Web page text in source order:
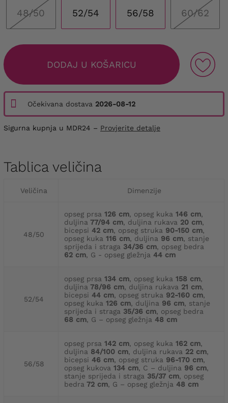
48/50 52/54 56/58 60/62
DODAJ U KOŠARICU
Očekivana dostava 2026-08-12
Sigurna kupnja u MDR24 – Provjerite detalje
Tablica veličina
Veličina Dimenzije
48/50
opseg prsa 126 cm, opseg kuka 146 cm,
duljina 77/94 cm, duljina rukava 20 cm,
bicepsi 42 cm, opseg struka 90-150 cm,
opseg kuka 116 cm, duljina 96 cm, stanje
sprijeda i straga 34/36 cm, opseg bedra
62 cm, G - opseg gležnja 44 cm
52/54
opseg prsa 134 cm, opseg kuka 158 cm,
duljina 78/96 cm, duljina rukava 21 cm,
bicepsi 44 cm, opseg struka 92-160 cm,
opseg kuka 126 cm, duljina 96 cm, stanje
sprijeda i straga 35/36 cm, opseg bedra
68 cm, G – opseg gležnja 48 cm
56/58
opseg prsa 142 cm, opseg kuka 162 cm,
duljina 84/100 cm, duljina rukava 22 cm,
bicepsi 46 cm, opseg struka 96-170 cm,
opseg kukova 134 cm, C – duljina 96 cm,
stanje sprijeda i straga 35/37 cm, opseg
bedra 72 cm, G – opseg gležnja 48 cm